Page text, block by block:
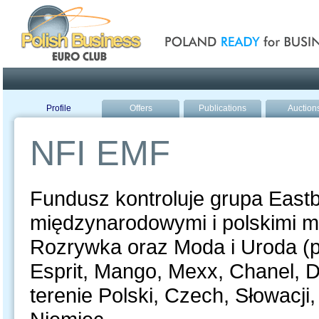
Profile Offers Publications
NFI EMF
Fundusz kontroluje grupa
międzynarodowymi i polskimi
Rozrywka oraz Moda i Uroda
Esprit, Mango, Mexx, Chanel,
terenie Polski, Czech,